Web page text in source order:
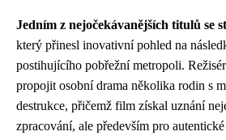
Jedním z nejočekávanějších titulů se
který přinesl inovativní pohled na
postihujícího pobřežní metropoli.
propojit osobní drama několika rodin s
destrukce, přičemž film získal uznání
zpracování, ale především pro